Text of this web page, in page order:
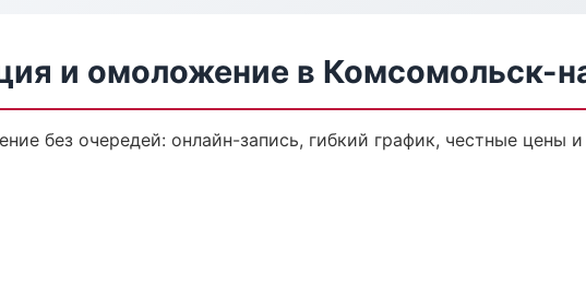
и омоложение в Комсомольск-
без очередей: онлайн-запись, гибкий график, честные цены